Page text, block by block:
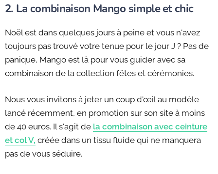
2. La combinaison Mango simple et chic
Noël est dans quelques jours à peine et vous n'avez
toujours pas trouvé votre tenue pour le jour J ? Pas de
panique, Mango est là pour vous guider avec sa
combinaison de la collection fêtes et cérémonies.
Nous vous invitons à jeter un coup d'œil au modèle
lancé récemment, en promotion sur son site à moins
de 40 euros. Il s'agit de la combinaison avec ceinture
et col V, créée dans un tissu fluide qui ne manquera
pas de vous séduire.